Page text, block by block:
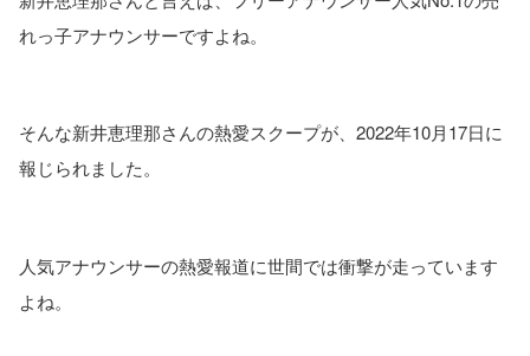
れっ子アナウンサーですよね。
そんな新井恵理那さんの熱愛スクープが、2022年10月17日に
報じられました。
人気アナウンサーの熱愛報道に世間では衝撃が走っています
よね。